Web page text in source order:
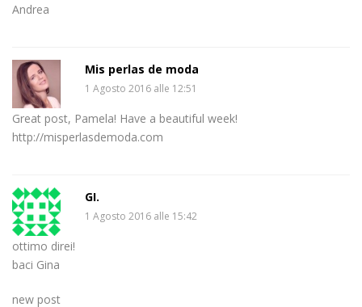
Andrea
Mis perlas de moda
1 Agosto 2016 alle 12:51
Great post, Pamela! Have a beautiful week!
http://misperlasdemoda.com
GI.
1 Agosto 2016 alle 15:42
ottimo direi!
baci Gina
new post